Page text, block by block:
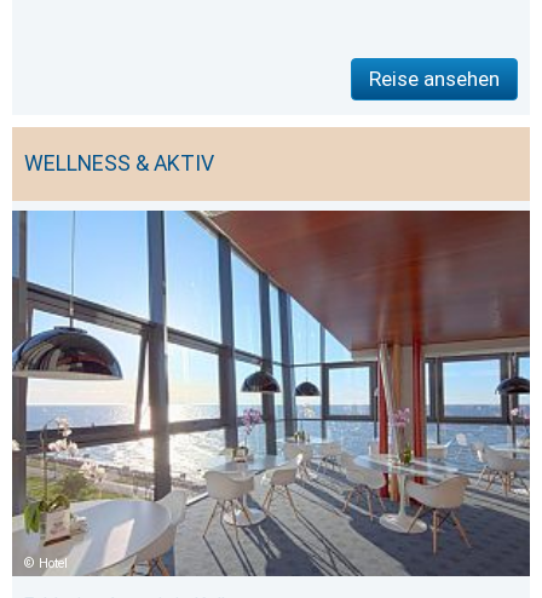
Reise ansehen
WELLNESS & AKTIV
Hotel